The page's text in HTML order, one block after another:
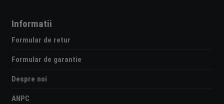
Informatii
Formular de retur
Formular de garantie
Despre noi
ANPC